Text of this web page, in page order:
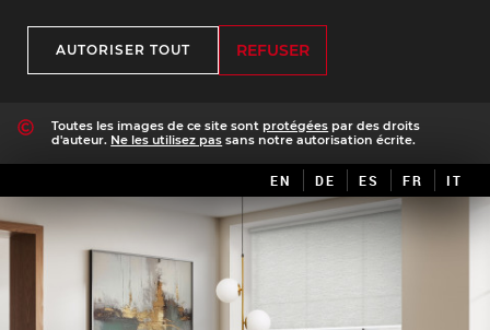
AUTORISER TOUT REFUSER
Toutes les images de ce site sont protégées par des droits
d'auteur. Ne les utilisez pas sans notre autorisation écrite.
EN DE ES FR IT